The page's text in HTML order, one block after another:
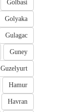
Golbasi
Golyaka
Gulagac
Guney
Guzelyurt
Hamur
Havran